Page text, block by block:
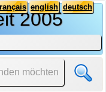
2005
deutsch
english